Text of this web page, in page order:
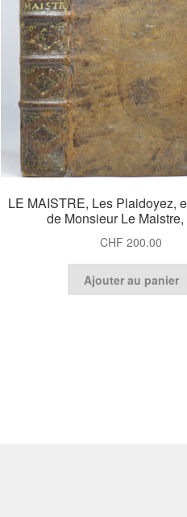
LE MAISTRE, Les Plaidoyez,
de Monsieur Le
CHF 200.00
Ajouter au panier